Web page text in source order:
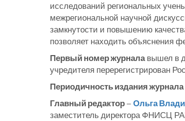
исследований региональных
межрегиональной научной
замкнутости и повышению
позволяет находить объяснения
Первый номер журналавышел в
учредителя перерегистрирован
Периодичность издания журнала
Главный редактор–Ольга
заместитель директора ФНИСЦ